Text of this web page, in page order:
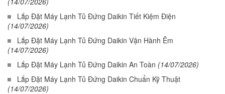
Lắp Đặt Máy Lạnh Tủ Đứng Daikin Tiết Kiệm Điện
(14/07/2026)
Lắp Đặt Máy Lạnh Tủ Đứng Daikin Vận Hành Êm
(14/07/2026)
Lắp Đặt Máy Lạnh Tủ Đứng Daikin An Toàn (14/07/2026)
Lắp Đặt Máy Lạnh Tủ Đứng Daikin Chuẩn Kỹ Thuật
(14/07/2026)